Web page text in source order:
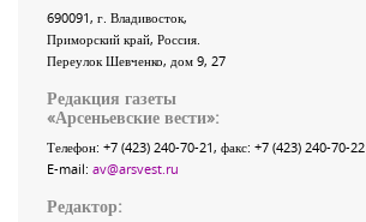
690091, г. Владивосток,
Приморский край, Россия
Переулок Шевченко, дом 9, 27
Редакция газеты
«Арсеньевские вести»:
Телефон: +7 (423) 240-70-21, факс: +7 (423) 240-70-22
E-mail: av@arsvest.ru
Редактор: